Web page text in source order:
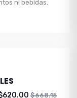
ni bebidas.
$668.15